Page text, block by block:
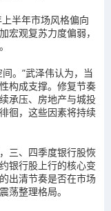
半年市场风格偏向
宏观复苏力度偏弱，
。”武泽伟认为，当
构成支撑。修复节奏
承压、房地产与城投
徊，这些因素将持续
三、四季度银行股恢
银行股上行的核心变
出清节奏是否在市场
荡整理格局。